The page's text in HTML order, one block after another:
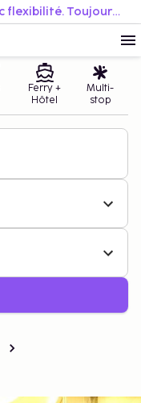
Réservez facilement. Voyagez avec flexibilité. Toujours au meilleur prix.
Ferry +
Hôtel
Multi-
stop